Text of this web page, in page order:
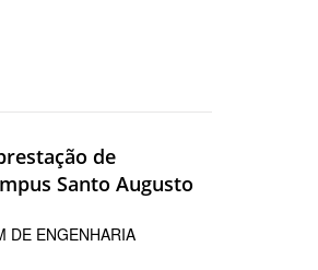
de
Santo Augusto
DE ENGENHARIA